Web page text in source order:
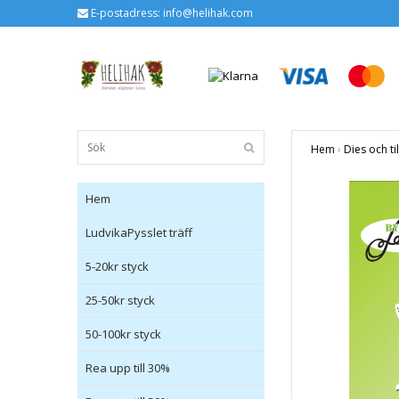
E-postadress: info@helihak.com
Hem
LudvikaPysslet träff
5-20kr styck
25-50kr styck
50-100kr styck
Rea upp till 30%
Hem › Dies och